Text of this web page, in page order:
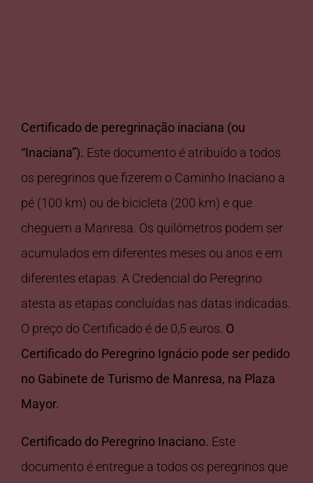
Certificado de peregrinação inaciana (ou
“Inaciana”). Este documento é atribuído a todos
os peregrinos que fizerem o Caminho Inaciano a
pé (100 km) ou de bicicleta (200 km) e que
cheguem a Manresa. Os quilómetros podem ser
acumulados em diferentes meses ou anos e em
diferentes etapas. A Credencial do Peregrino
atesta as etapas concluídas nas datas indicadas.
O preço do Certificado é de 0,5 euros. O
Certificado do Peregrino Ignácio pode ser pedido
no Gabinete de Turismo de Manresa, na Plaza
Mayor.
Certificado do Peregrino Inaciano. Este
documento é entregue a todos os peregrinos que